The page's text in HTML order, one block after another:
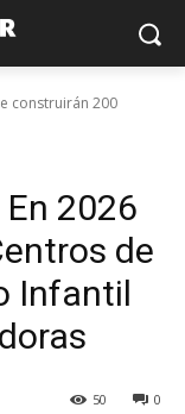
construirán 200
2026
de
Infantil
0
50